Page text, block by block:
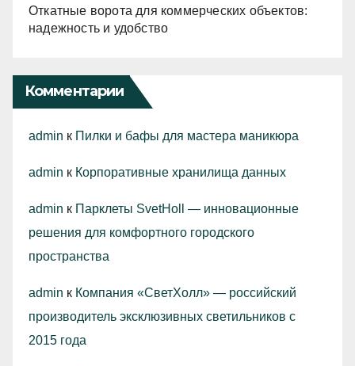
Откатные ворота для коммерческих объектов:
надежность и удобство
Комментарии
admin к Пилки и бафы для мастера маникюра
admin к Корпоративные хранилища данных
admin к Парклеты SvetHoll — инновационные
решения для комфортного городского
пространства
admin к Компания «СветХолл» — российский
производитель эксклюзивных светильников с
2015 года